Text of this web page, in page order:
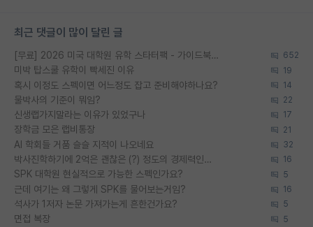
최근 댓글이 많이 달린 글
[무료] 2026 미국 대학원 유학 스타터팩 - 가이드북 & 합격자 컨택메일 템플릿 652
미박 탑스쿨 유학이 빡세진 이유 19
혹시 이정도 스펙이면 어느정도 잡고 준비해야하나요? 14
물박사의 기준이 뭐임? 22
신생랩가지말라는 이유가 있었구나 17
장학금 모은 랩비통장 21
AI 학회들 거품 슬슬 지적이 나오네요 32
박사진학하기에 2억은 괜찮은 (?) 정도의 경제력인가요 16
SPK 대학원 현실적으로 가능한 스펙인가요? 5
근데 여기는 왜 그렇게 SPK를 물어보는거임? 16
석사가 1저자 논문 가져가는게 흔한건가요? 5
면접 복장 5